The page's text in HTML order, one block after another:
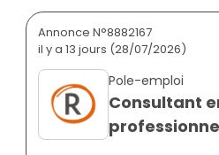
Annonce N°8882167
il y a 13 jours (28/07/2026)
Pole-emploi
Consultant